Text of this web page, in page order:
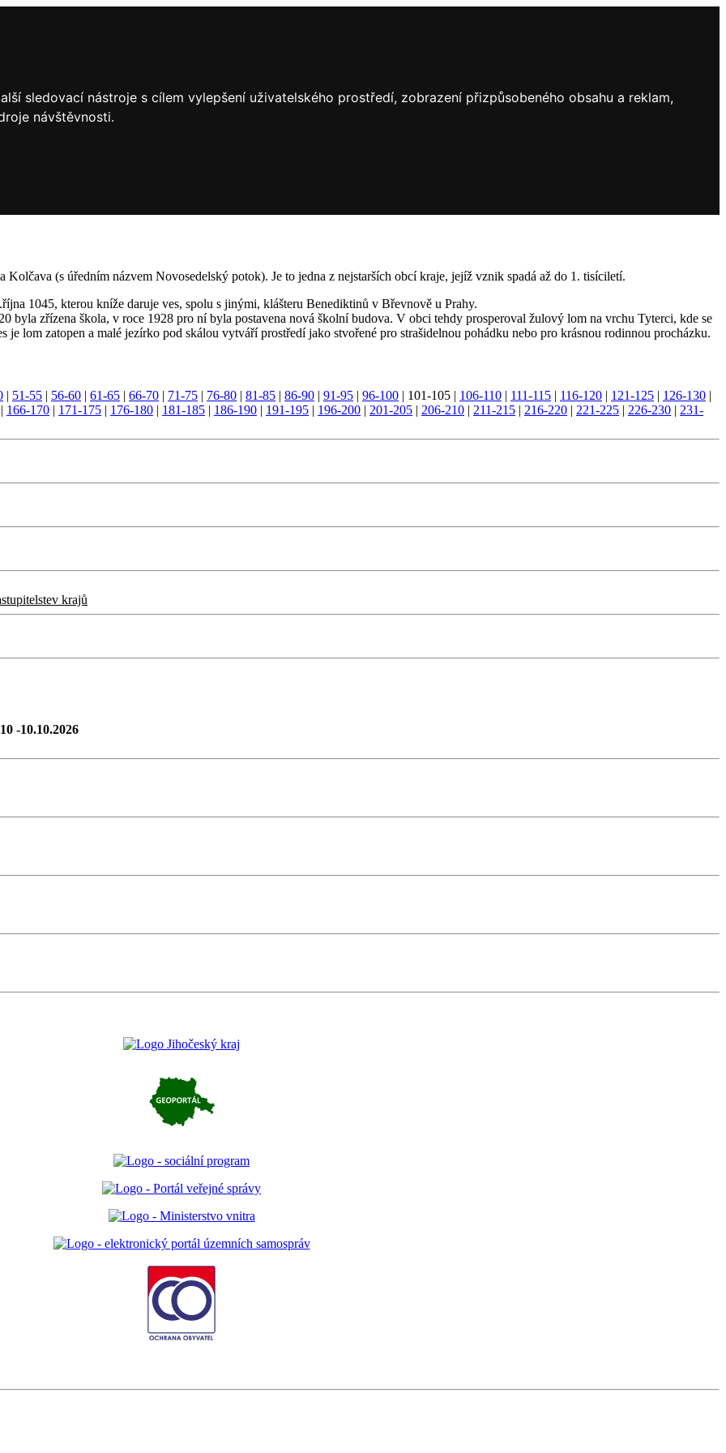
sledovací nástroje s cílem vylepšení uživatelského prostředí, zobrazení přizpůsobeného obsahu a reklam,
návštěvnosti.
(s úředním názvem Novosedelský potok). Je to jedna z nejstarších obcí kraje, jejíž vznik spadá až do 1. tisíciletí.
1045, kterou kníže daruje ves, spolu s jinými, klášteru Benediktinů v Břevnově u Prahy.
byla zřízena škola, v roce 1928 pro ní byla postavena nová školní budova. V obci tehdy prosperoval žulový lom na vrchu Tyterci, kde se
lom zatopen a malé jezírko pod skálou vytváří prostředí jako stvořené pro strašidelnou pohádku nebo pro krásnou rodinnou procházku.
| 51-55 | 56-60 | 61-65 | 66-70 | 71-75 | 76-80 | 81-85 | 86-90 | 91-95 | 96-100 | 101-105 | 106-110 | 111-115 | 116-120 | 121-125 | 126-130 |
| 166-170 | 171-175 | 176-180 | 181-185 | 186-190 | 191-195 | 196-200 | 201-205 | 206-210 | 211-215 | 216-220 | 221-225 | 226-230 | 231-
krajů
-10.10.2026